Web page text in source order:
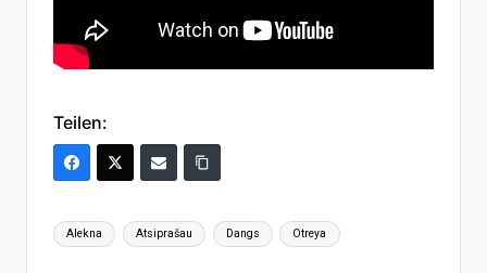
Teilen:
Tags:
Alekna Atsiprašau Dangs Otreya